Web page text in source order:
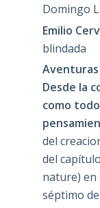
Domingo
Emilio
blindada
Desde la
como
del
del
nature)
séptimo